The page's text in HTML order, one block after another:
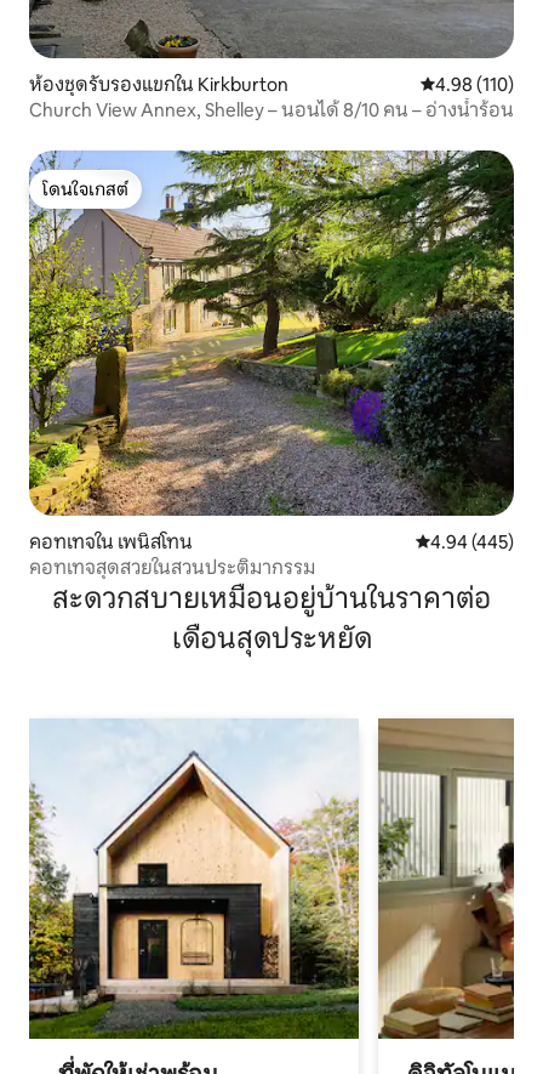
ห้องชุดรับรองแขกใน Kirkburton คะแนนเฉลี่ย
4.98 (110)
Church View Annex, Shelley – นอนได้ 8/10 คน – อ่างน้ำร้อน
โดนใจเกสต์
โดนใจเกสต์
คอทเทจใน เพนิสโทน คะแนนเฉลี่ย
4.94 (445)
คอทเทจสุดสวยในสวนประติมากรรม
สะดวกสบายเหมือนอยู่บ้านในราคาต่อ
เดือนสุดประหยัด